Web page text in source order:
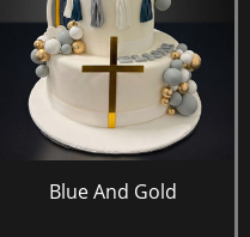
Blue And Gold